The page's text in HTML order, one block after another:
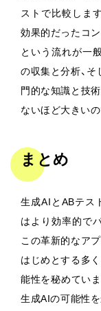
ストで比較しま
効果的だったコ
という流れが一
の収集と分析、
門的な知識と技
ないほど大きいの
まとめ
生成AIとABテス
はより効率的で
この革新的なア
はじめとする多
能性を秘めてい
生成AIの可能性